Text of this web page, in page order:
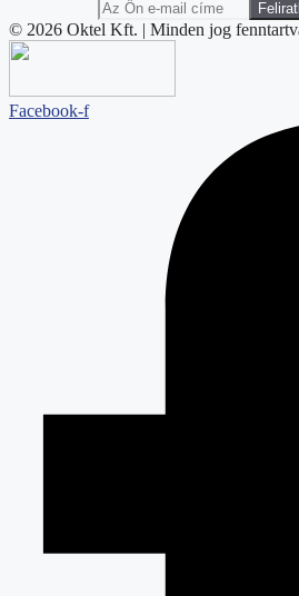
© 2026 Oktel Kft. | Minden jog
Facebook-f